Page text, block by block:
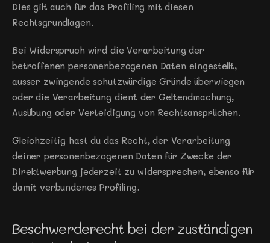
Dies gilt auch für das Profiling mit diesen
Rechtsgrundlagen.
Bei Widerspruch wird die Verarbeitung der
betroffenen personenbezogenen Daten eingestellt,
ausser zwingende schutzwürdige Gründe überwiegen
oder die Verarbeitung dient der Geltendmachung,
Ausübung oder Verteidigung von Rechtsansprüchen.
Gleichzeitig hast du das Recht, der Verarbeitung
deiner personenbezogenen Daten für Zwecke der
Direktwerbung jederzeit zu widersprechen, ebenso für
damit verbundenes Profiling.
Beschwerderecht bei der zuständigen